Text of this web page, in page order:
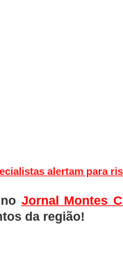
alertam para
Jornal Montes
da região!